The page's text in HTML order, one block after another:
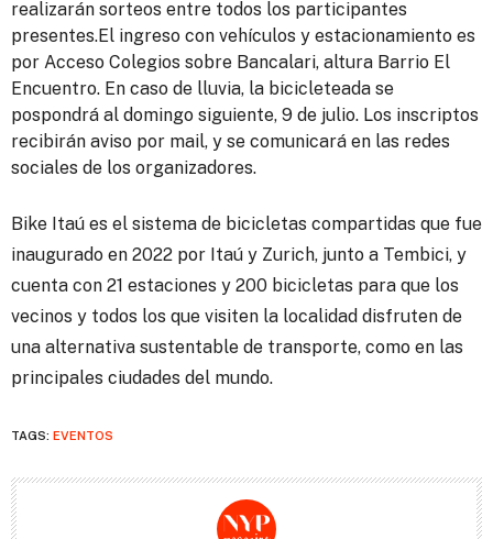
realizarán sorteos entre todos los participantes
presentes.El ingreso con vehículos y estacionamiento es
por Acceso Colegios sobre Bancalari, altura Barrio El
Encuentro. En caso de lluvia, la bicicleteada se
pospondrá al domingo siguiente, 9 de julio. Los inscriptos
recibirán aviso por mail, y se comunicará en las redes
sociales de los organizadores.
Bike Itaú es el sistema de bicicletas compartidas que fue
inaugurado en 2022 por Itaú y Zurich, junto a Tembici, y
cuenta con 21 estaciones y 200 bicicletas para que los
vecinos y todos los que visiten la localidad disfruten de
una alternativa sustentable de transporte, como en las
principales ciudades del mundo.
TAGS: EVENTOS